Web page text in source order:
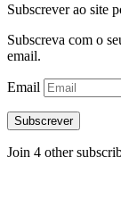
Subscrever ao site
Subscreva com o
email.
Email
Subscrever
Join 4 other